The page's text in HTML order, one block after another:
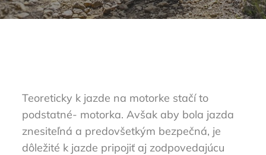
Teoreticky k jazde na motorke stačí to
podstatné- motorka. Avšak aby bola jazda
znesiteľná a predovšetkým bezpečná, je
dôležité k jazde pripojiť aj zodpovedajúcu